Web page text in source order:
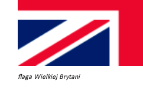
flaga Wielkiej Brytani